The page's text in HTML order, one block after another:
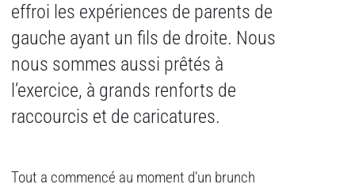
effroi les expériences de parents de
gauche ayant un fils de droite. Nous
nous sommes aussi prêtés à
l’exercice, à grands renforts de
raccourcis et de caricatures.
Tout a commencé au moment d’un brunch